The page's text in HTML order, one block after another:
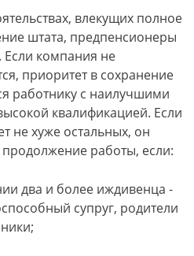
влекущих полное
штата, предпенсионеры
компания не
приоритет в сохранение
работнику с наилучшими
квалификацией. Если
не хуже остальных, он
работы, если:
два и более иждивенца -
супруг, родители